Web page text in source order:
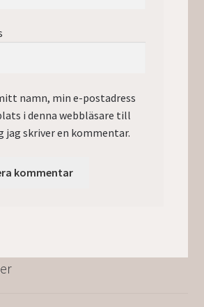
namn, min e-postadress
i denna webbläsare till
jag skriver en kommentar.